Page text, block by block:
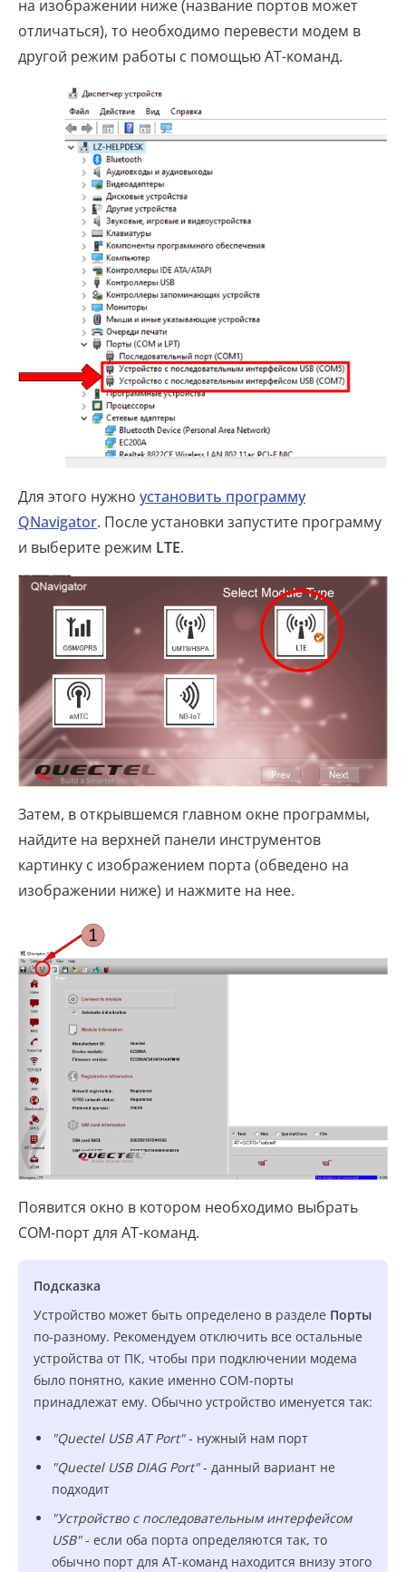
на изображении ниже (название портов может
отличаться), то необходимо перевести модем в
другой режим работы с помощью AT-команд.
Для этого нужно установить программу
QNavigator. После установки запустите программу
и выберите режим LTE.
Затем, в открывшемся главном окне программы,
найдите на верхней панели инструментов
картинку с изображением порта (обведено на
изображении ниже) и нажмите на нее.
Появится окно в котором необходимо выбрать
COM-порт для AT-команд.
Подсказка
Устройство может быть определено в разделе Порты
по-разному. Рекомендуем отключить все остальные
устройства от ПК, чтобы при подключении модема
было понятно, какие именно COM-порты
принадлежат ему. Обычно устройство именуется так:
"Quectel USB AT Port"- нужный нам порт
"Quectel USB DIAG Port"- данный вариант не
подходит
"Устройство с последовательным интерфейсом
USB"- если оба порта определяются так, то
обычно порт для AT-команд находится внизу этого